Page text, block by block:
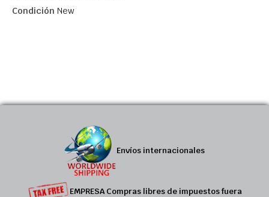
Condición New
Envíos internacionales
EMPRESA Compras libres de impuestos fuera